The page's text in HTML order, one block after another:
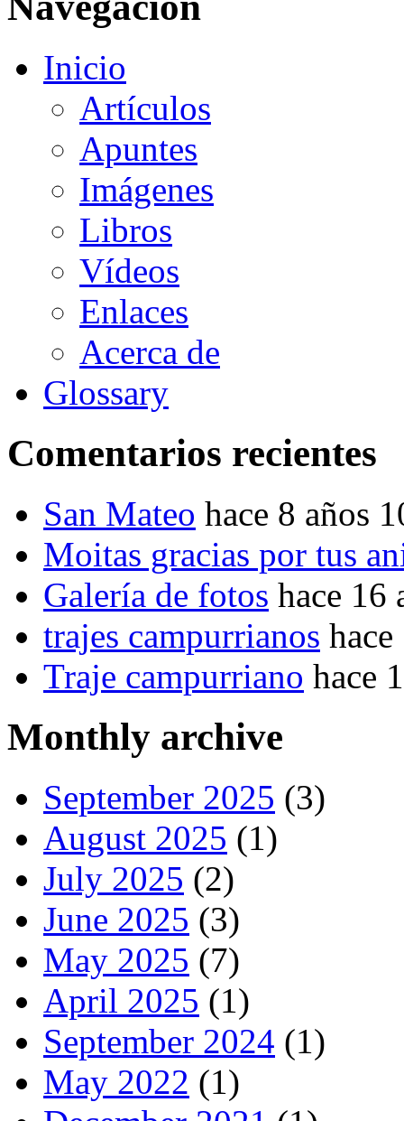
Inicio
Artículos
Apuntes
Imágenes
Libros
Vídeos
Enlaces
Acerca de
Glossary
Comentarios recientes
San Mateo hace 8 años
Moitas gracias por tus
Galería de fotos hace 16
trajes campurrianos
Traje campurriano hace
Monthly archive
September 2025 (3)
August 2025 (1)
July 2025 (2)
June 2025 (3)
May 2025 (7)
April 2025 (1)
September 2024 (1)
May 2022 (1)